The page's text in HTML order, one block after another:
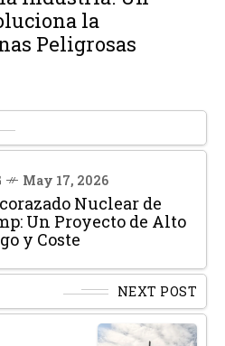
la
Peligrosas
May 17, 2026
Nuclear de
Un Proyecto de Alto
y Coste
NEXT POST